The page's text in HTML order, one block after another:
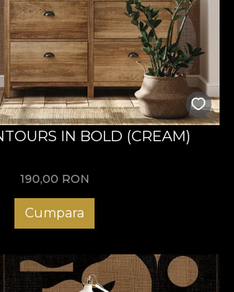
IN BOLD (CREAM)
190,00 RON
Cumpara